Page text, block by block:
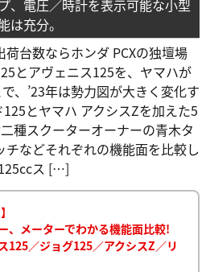
、電圧／時計を表示可能な小型
は充分。
台数ならホンダ PCXの独壇場
とアヴェニス125を、ヤマハが
、’23年は勢力図が大きく変化す
とヤマハ アクシスZを加えた5
種スクーターオーナーの青木タ
チなどそれぞれの機能面を比較し
ス […]
、メーターでわかる機能面比較!
125／ジョグ125／アクシスZ／リ